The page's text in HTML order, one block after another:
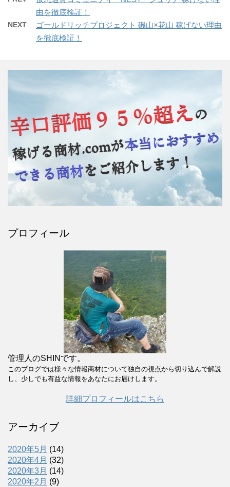
由を徹底検証！
NEXT
ゴールドリッチプロジェクト 磯山×花山 稼げない理由
を徹底検証！
プロフィール
管理人のSHINです。
このブログでは様々な情報商材について独自の視点から切り込んで解説
し、少しでも有益な情報をあなたにお届けします。
詳細プロフィールはこちら
アーカイブ
2020年5月 (14)
2020年4月 (32)
2020年3月 (14)
2020年2月 (9)